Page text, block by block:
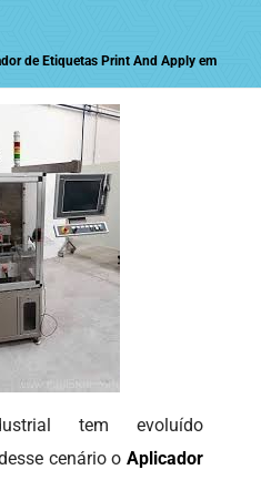
de Etiquetas Print And Apply em
tem evoluído
cenário o Aplicador